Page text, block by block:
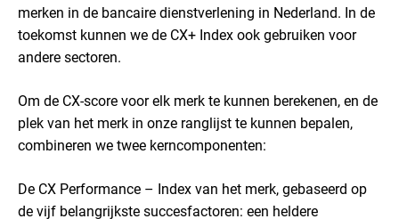
merken in de bancaire dienstverlening in Nederland. In de
toekomst kunnen we de CX+ Index ook gebruiken voor
andere sectoren.
Om de CX-score voor elk merk te kunnen berekenen, en de
plek van het merk in onze ranglijst te kunnen bepalen,
combineren we twee kerncomponenten:
De CX Performance – Index van het merk, gebaseerd op
de vijf belangrijkste succesfactoren: een heldere